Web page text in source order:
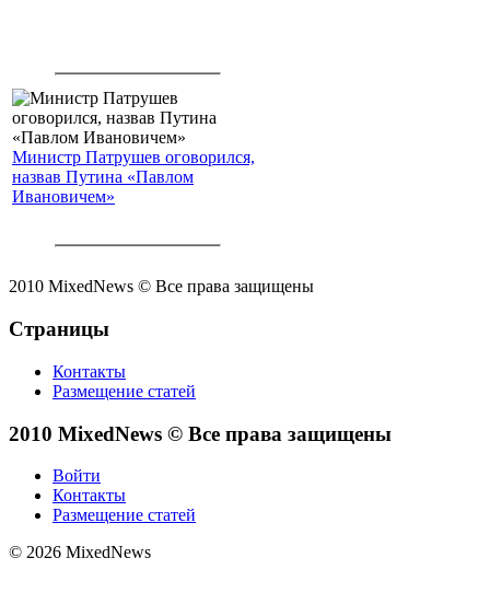
Министр Патрушев оговорился,
назвав Путина «Павлом
Ивановичем»
2010 MixedNews © Все права защищены
Страницы
Контакты
Размещение статей
2010 MixedNews © Все права защищены
Войти
Контакты
Размещение статей
© 2026 MixedNews